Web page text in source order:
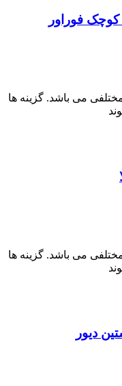
می باشد. گزینه ها
می باشد. گزینه ها